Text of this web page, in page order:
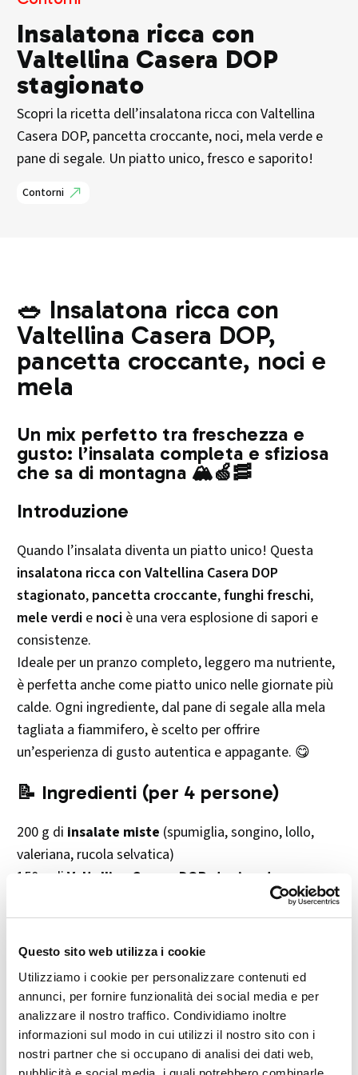
Questo sito web utilizza i cookie
Utilizziamo i cookie per personalizzare contenuti ed
annunci, per fornire funzionalità dei social media e per
analizzare il nostro traffico. Condividiamo inoltre
informazioni sul modo in cui utilizzi il nostro sito con i
nostri partner che si occupano di analisi dei dati web,
Insalatona ricca con
Valtellina Casera DOP
stagionato
Scopri la ricetta dell’insalatona ricca con Valtellina
Casera DOP, pancetta croccante, noci, mela verde e
pane di segale. Un piatto unico, fresco e saporito!
Contorni
🥗 Insalatona ricca con
Valtellina Casera DOP,
pancetta croccante, noci e
mela
Un mix perfetto tra freschezza e
gusto: l’insalata completa e sfiziosa
che sa di montagna 🏔️🍏🥓
Introduzione
Quando l’insalata diventa un piatto unico! Questa
insalatona ricca con Valtellina Casera DOP
stagionato, pancetta croccante,funghi freschi,
mele verdi e noci è una vera esplosione di sapori e
consistenze.
Ideale per un pranzo completo, leggero ma nutriente,
è perfetta anche come piatto unico nelle giornate più
calde. Ogni ingrediente, dal pane di segale alla mela
tagliata a fiammifero, è scelto per offrire
un’esperienza di gusto autentica e appagante. 😋
📝 Ingredienti (per 4 persone)
200 g di insalate miste (spumiglia, songino, lollo,
valeriana, rucola selvatica)
150 g di Valtellina Casera DOP stagionato
8pomodorini ciliegiapiccoli
4funghi freschi coltivati o porcini
8 fette dipane di segale, tagliate a cubetti
1mela verde
Olio extravergine d’oliva q.b.
Aceto di vino rossoq.b.